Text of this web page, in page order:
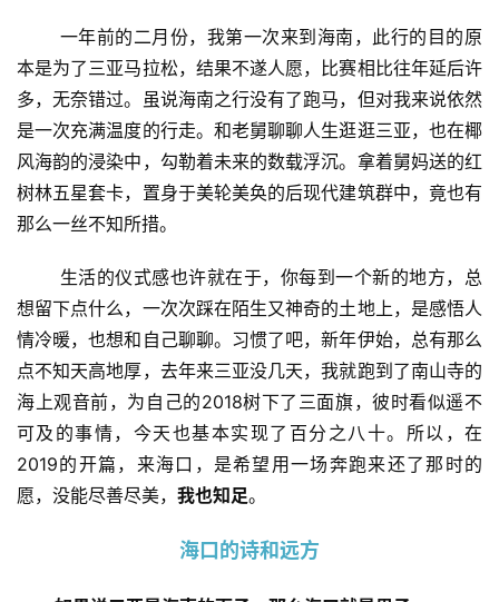
一年前的二月份，我第一次来到海南，此行的目的原
本是为了三亚马拉松，结果不遂人愿，比赛相比往年延后许
多，无奈错过。虽说海南之行没有了跑马，但对我来说依然
是一次充满温度的行走。和老舅聊聊人生逛逛三亚，也在椰
风海韵的浸染中，勾勒着未来的数载浮沉。拿着舅妈送的红
树林五星套卡，置身于美轮美奂的后现代建筑群中，竟也有
那么一丝不知所措。
生活的仪式感也许就在于，你每到一个新的地方，总
想留下点什么，一次次踩在陌生又神奇的土地上，是感悟人
情冷暖，也想和自己聊聊。习惯了吧，新年伊始，总有那么
点不知天高地厚，去年来三亚没几天，我就跑到了南山寺的
海上观音前，为自己的2018树下了三面旗，彼时看似遥不
可及的事情，今天也基本实现了百分之八十。所以，在
2019的开篇，来海口，是希望用一场奔跑来还了那时的
愿，没能尽善尽美， 我也知足。
海口的诗和远方